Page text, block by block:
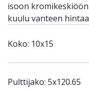
isoon
kuulu vanteen
Koko: 10x15
Pulttijako: 5x120.65